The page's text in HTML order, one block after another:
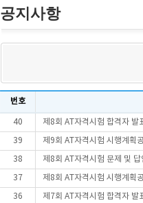
공지사항
번호
40 제8회 AT자격시험 합격자 발
39 제9회 AT자격시험 시행계획
38 제8회 AT자격시험 문제 및 답
37 제8회 AT자격시험 시행계획
36 제7회 AT자격시험 합격자 발